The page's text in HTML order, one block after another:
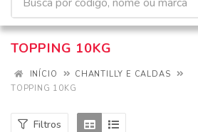
TOPPING 10KG
INÍCIO
CHANTILLY E CALDAS
TOPPING 10KG
Filtros